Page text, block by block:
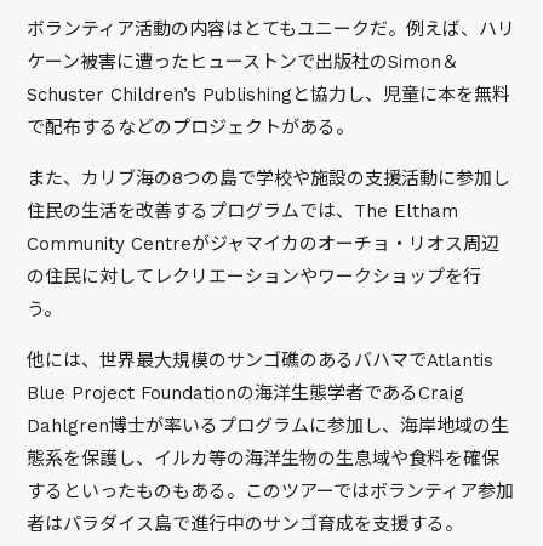
ボランティア活動の内容はとてもユニークだ。例えば、ハリ
ケーン被害に遭ったヒューストンで出版社のSimon＆
Schuster Children’s Publishingと協力し、児童に本を無料
で配布するなどのプロジェクトがある。
また、カリブ海の8つの島で学校や施設の支援活動に参加し
住民の生活を改善するプログラムでは、The Eltham
Community Centreがジャマイカのオーチョ・リオス周辺
の住民に対してレクリエーションやワークショップを行
う。
他には、世界最大規模のサンゴ礁のあるバハマでAtlantis
Blue Project Foundationの海洋生態学者であるCraig
Dahlgren博士が率いるプログラムに参加し、海岸地域の生
態系を保護し、イルカ等の海洋生物の生息域や食料を確保
するといったものもある。このツアーではボランティア参加
者はパラダイス島で進行中のサンゴ育成を支援する。